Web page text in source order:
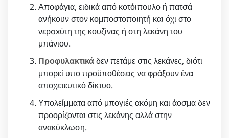
Αποφάγια, ειδικά από κοτόιπουλο ή πατσά
ανήκουν στον κομποστοποιητή και όχι στο
νερoxύτη της κουζίνας ή στη λεκάνη του
μπάνιου.
Προφυλακτικάδεν πετάμε στις λεκάνες, διότι
μπορεί υπο προϋποθέσεις να φράξουν ένα
αποχετευτικό δίκτυο.
Υπολείμματα από μπογιές ακόμη και άοσμα δεν
προορίζονται στις λεκάνης αλλά στην
ανακύκλωση.